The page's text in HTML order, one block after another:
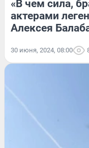
«В чем сила,
актерами
Алексея
30 июня, 2024, 08:00